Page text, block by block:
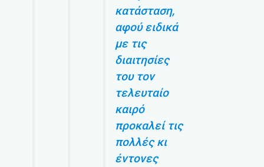
κατάσταση,
αφού ειδικά
με τις
διαιτησίες
του τον
τελευταίο
καιρό
προκαλεί τις
πολλές κι
έντονες